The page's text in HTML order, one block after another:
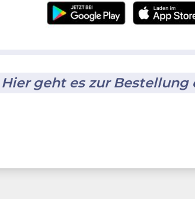
Hier geht es zur Bestellung